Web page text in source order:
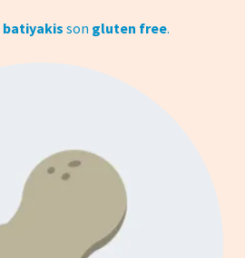
batiyakis son gluten free.